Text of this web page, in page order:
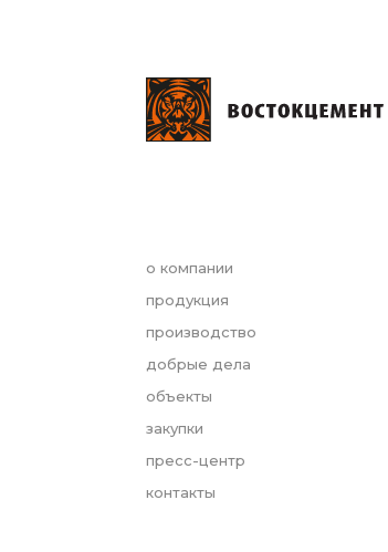
о компании
продукция
производство
добрые дела
объекты
закупки
пресс-центр
контакты